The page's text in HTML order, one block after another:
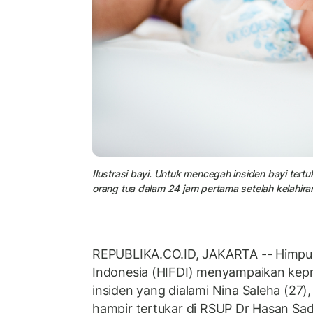
Ilustrasi bayi. Untuk mencegah insiden bayi
orang tua dalam 24 jam pertama setelah
REPUBLIKA.CO.ID, JAKARTA --
Indonesia (HIFDI) menyampaikan
insiden yang dialami Nina Saleha
hampir tertukar di RSUP Dr Hasan